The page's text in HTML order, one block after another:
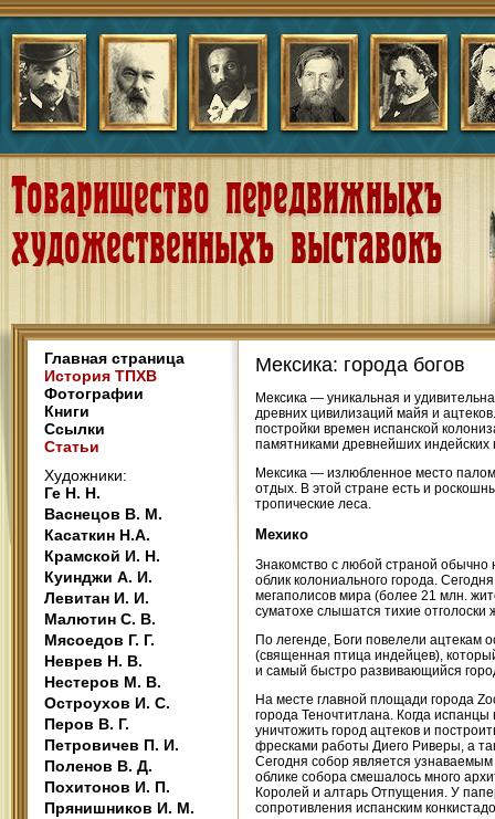
Главная страница
История ТПХВ
Фотографии
Книги
Ссылки
Статьи
Художники:
Ге Н. Н.
Васнецов В. М.
Касаткин Н.А.
Крамской И. Н.
Куинджи А. И.
Левитан И. И.
Малютин С. В.
Мясоедов Г. Г.
Неврев Н. В.
Нестеров М. В.
Остроухов И. С.
Перов В. Г.
Петровичев П. И.
Поленов В. Д.
Похитонов И. П.
Прянишников И. М.
Мексика: города богов
Мексика — уникальная и
древних цивилизаций майя и
постройки времен испанской
памятниками древнейших индейских
Мексика — излюбленное место
отдых. В этой стране есть и
тропические леса.
Мехико
Знакомство с любой страной обычно
облик колониального города.
мегаполисов мира (более 21 млн.
суматохе слышатся тихие отголоски
По легенде, Боги повелели ацтекам
(священная птица индейцев),
и самый быстро развивающийся
На месте главной площади города
города Теночтитлана. Когда
уничтожить город ацтеков и
фресками работы Диего Риверы, а
Сегодня собор является узнаваемым
облике собора смешалось много
Королей и алтарь Отпущения. У
сопротивления испанским